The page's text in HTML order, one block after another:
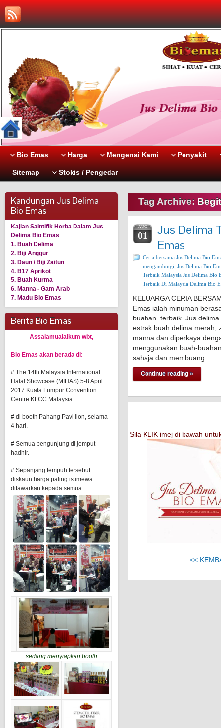
Bio Emas Harga Mengenai Kami Penyakit
Sitemap Stokis / Pengedar
Kandungan Jus Delima
Bio Emas
Kajian Saintifik Herba Dalam Jus
Delima Bio Emas
1. Buah Delima
2. Biji Anggur
3. Daun / Biji Zaitun
4. B17 Aprikot
5. Buah Kurma
6. Manna - Gam Arab
7. Madu Bio Emas
Berita Bio Emas
Assalamualaikum wbt,
Bio Emas akan berada di:
# The 14th Malaysia International
Halal Showcase (MIHAS) 5-8 April
2017 Kuala Lumpur Convention
Centre KLCC Malaysia.
# di booth Pahang Pavillion, selama
4 hari.
# Semua pengunjung di jemput
hadhir.
# Sepanjang tempuh tersebut
diskaun harga paling istimewa
ditawarkan kepada semua.
sedang menyiapkan booth
Tag Archive:
AUG
01
Jus Delima
Emas
Ceria bersama Jus Delima Bio
mengandungi Jus Delima Bio
Terbaik Malaysia Jus Delima Bio
Terbaik Di Malaysia Delima Bio
KELUARGA CERIA
Emas ialah minuman
buahan terbaik. Jus delima
estrak buah delima merah,
manna dan diperkaya
menggunakan buah-
sahaja dan membuang …
Continue reading »
Sila KLIK imej di bawah
<<